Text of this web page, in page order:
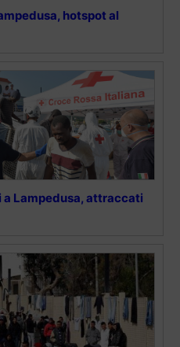
hotspot al
a Lampedusa, attraccati